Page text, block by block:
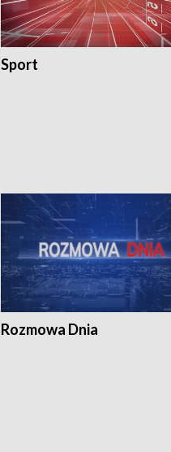
Sport
Rozmowa Dnia